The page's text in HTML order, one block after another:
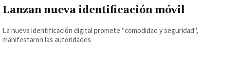
Lanzan nueva identificación móvil
La nueva identificación digital promete "comodidad y seguridad",
manifestaron las autoridades